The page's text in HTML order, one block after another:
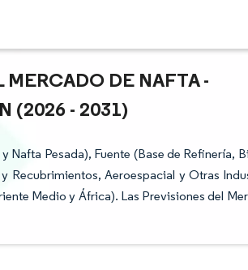
MERCADO DE NAFTA -
(2026 - 2031)
Pesada), Fuente (Base de Refinería,
Recubrimientos, Aeroespacial y Otras
Medio y África). Las Previsiones del